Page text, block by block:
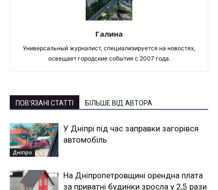
Галина
Универсальный журналист, специализируется на новостях,
освещает городские события с 2007 года.
ПОВ'ЯЗАНІ СТАТТІ БІЛЬШЕ ВІД АВТОРА
Дніпро
У Дніпрі під час заправки загорівся
автомобіль
На Дніпропетровщині орендна плата
за приватні будинки зросла у 2,5 рази